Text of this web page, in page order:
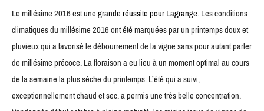
Le millésime 2016 est unegrande réussite pour Lagrange. Les conditions
climatiques du millésime 2016 ont été marquées par un printemps doux et
pluvieux qui a favorisé le débourrement de la vigne sans pour autant parler
de millésime précoce. La floraison a eu lieu à un moment optimal au cours
de la semaine la plus sèche du printemps. L’été qui a suivi,
exceptionnellement chaud et sec, a permis une très belle concentration.